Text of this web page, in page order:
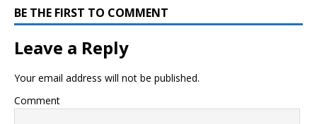
BE THE FIRST TO COMMENT
Leave a Reply
Your email address will not be published.
Comment